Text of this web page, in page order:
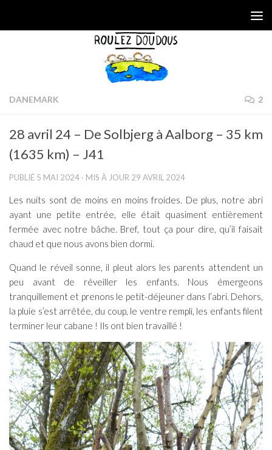
DANEMARK 2
28 avril 24 – De Solbjerg à Aalborg – 35 km
(1635 km) – J41
PUBLIÉ 5 MAI 2024 · MIS À JOUR 29 AVRIL 2024
Les nuits sont de moins en moins froides. De plus, notre abri
ayant une petite entrée, elle était quasiment entièrement
fermée avec notre bâche. Bref, tout ça pour dire, qu’il faisait
chaud et que nous avons bien dormi.
Quand le réveil sonne, il pleut alors les parents attendent un
peu avant de réveiller les enfants. Nous émergeons
tranquillement et prenons le petit-déjeuner dans l’abri. Dehors,
la pluie s’est arrêtée, du coup, le ventre rempli, les enfants filent
terminer leur cabane ! Ils ont bien travaillé !